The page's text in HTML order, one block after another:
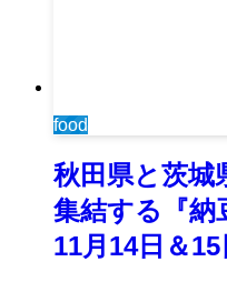
food
秋田県と茨城
集結する『
11月14日＆15